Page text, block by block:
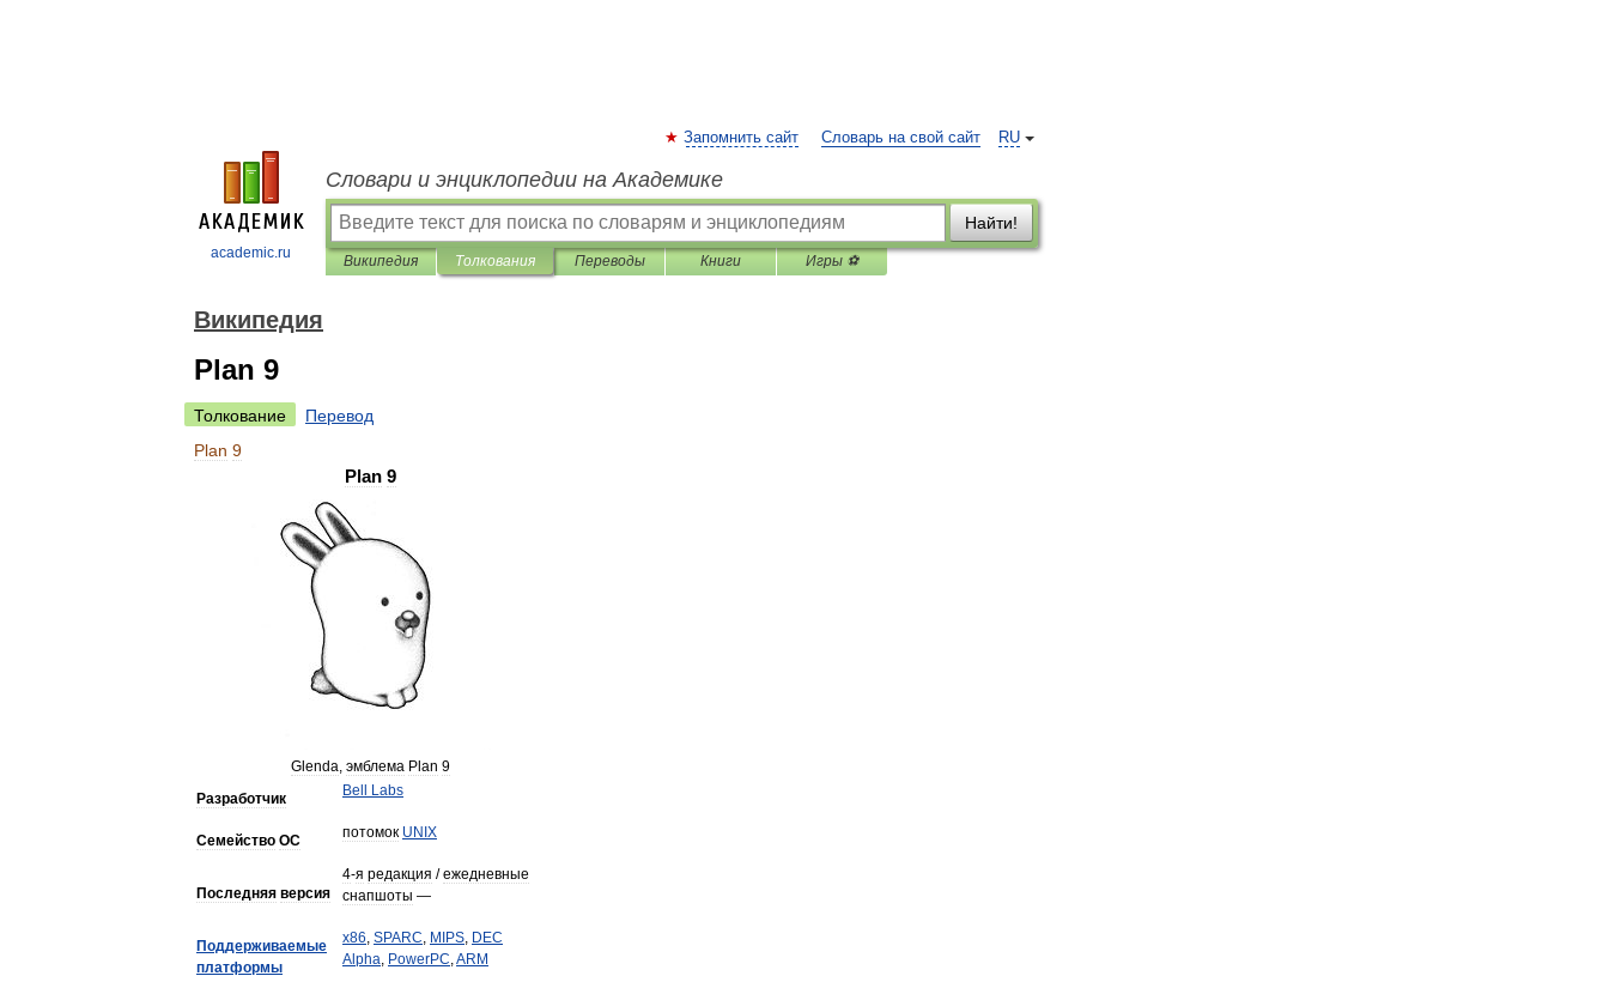
academic.ru
RU
Запомнить сайт Словарь на свой сайт
Словари и энциклопедии на Академике
Найти!
Википедия Толкования Переводы Книги Игры ⚽
Википедия
Plan 9
Толкование
Перевод
Plan 9
Plan 9
Glenda, эмблема Plan 9
Разработчик
Bell Labs
Семейство ОС потомок UNIX
Последняя версия
4-я редакция /ежедневные
снапшоты —
Поддерживаемые
платформы
x86, SPARC, MIPS, DEC
Alpha, PowerPC,ARM